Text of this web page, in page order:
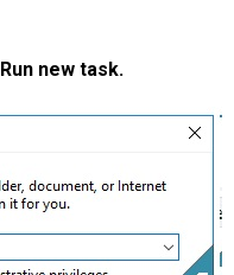
Run new task.